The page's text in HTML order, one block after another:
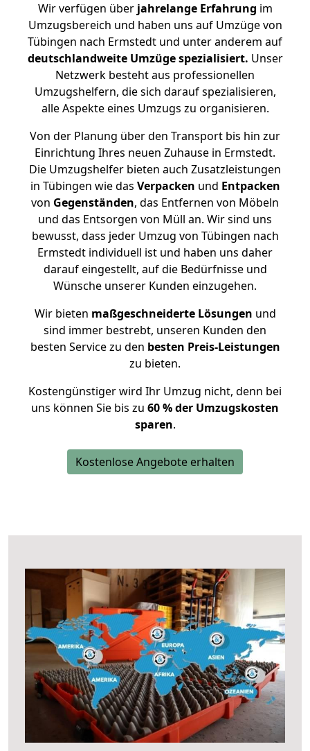
Wir verfügen überjahrelange Erfahrung im
Umzugsbereich und haben uns auf Umzüge von
Tübingen nach Ermstedt und unter anderem auf
deutschlandweite Umzüge spezialisiert. Unser
Netzwerk besteht aus professionellen
Umzugshelfern, die sich darauf spezialisieren,
alle Aspekte eines Umzugs zu organisieren.
Von der Planung über den Transport bis hin zur
Einrichtung Ihres neuen Zuhause in Ermstedt.
Die Umzugshelfer bieten auch Zusatzleistungen
in Tübingen wie das Verpacken und Entpacken
von Gegenständen, das Entfernen von Möbeln
und das Entsorgen von Müll an. Wir sind uns
bewusst, dass jeder Umzug von Tübingen nach
Ermstedt individuell ist und haben uns daher
darauf eingestellt, auf die Bedürfnisse und
Wünsche unserer Kunden einzugehen.
Wir bieten maßgeschneiderte Lösungen und
sind immer bestrebt, unseren Kunden den
besten Service zu den besten Preis-Leistungen
zu bieten.
Kostengünstiger wird Ihr Umzug nicht, denn bei
uns können Sie bis zu 60 % der Umzugskosten
sparen.
Kostenlose Angebote erhalten